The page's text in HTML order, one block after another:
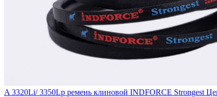
A 3320Li/ 3350Lp ремень клиновой INDFORCE Strongest